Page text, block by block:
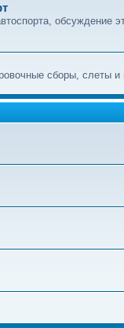
обсуждение
сборы, слеты и